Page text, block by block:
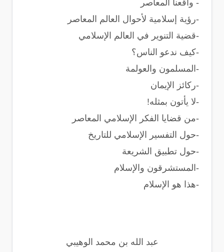
- واقعنا المعاصر
-رؤية إسلامية لأحوال العالم المعاصر
-قضية التنوير في العالم الإسلامي
-كيف ندعو الناس؟
-المسلمون والعولمة
-ركائز الإيمان
-لا يأتون بمثله!
-من قضايا الفكر الإسلامي المعاصر
-حول التفسير الإسلامي للتاريخ
-حول تطبيق الشريعة
-المستشرقون والإسلام
-هذا هو الإسلام
عبد الله بن محمد الوهيبي